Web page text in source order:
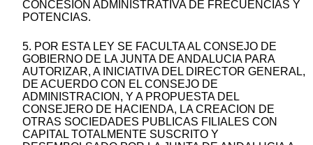
CONCESION ADMINISTRATIVA DE FRECUENCIAS Y
POTENCIAS.
5. POR ESTA LEY SE FACULTA AL CONSEJO DE
GOBIERNO DE LA JUNTA DE ANDALUCIA PARA
AUTORIZAR, A INICIATIVA DEL DIRECTOR GENERAL,
DE ACUERDO CON EL CONSEJO DE
ADMINISTRACION, Y A PROPUESTA DEL
CONSEJERO DE HACIENDA, LA CREACION DE
OTRAS SOCIEDADES PUBLICAS FILIALES CON
CAPITAL TOTALMENTE SUSCRITO Y